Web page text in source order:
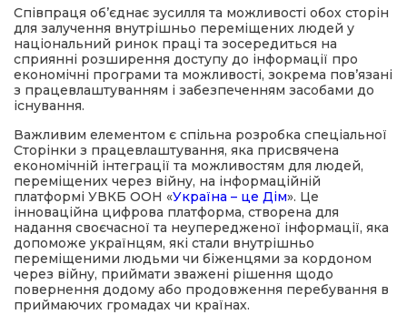
Співпраця об’єднає зусилля та можливості обох сторін
для залучення внутрішньо переміщених людей у
національний ринок праці та зосередиться на
сприянні розширення доступу до інформації про
економічні програми та можливості, зокрема пов’язані
з працевлаштуванням і забезпеченням засобами до
існування.
Важливим елементом є спільна розробка спеціальної
Сторінки з працевлаштування, яка присвячена
економічній інтеграції та можливостям для людей,
переміщених через війну, на інформаційній
платформі УВКБ ООН «Україна – це Дім». Це
інноваційна цифрова платформа, створена для
надання своєчасної та неупередженої інформації, яка
допоможе українцям, які стали внутрішньо
переміщеними людьми чи біженцями за кордоном
через війну, приймати зважені рішення щодо
повернення додому або продовження перебування в
приймаючих громадах чи країнах.